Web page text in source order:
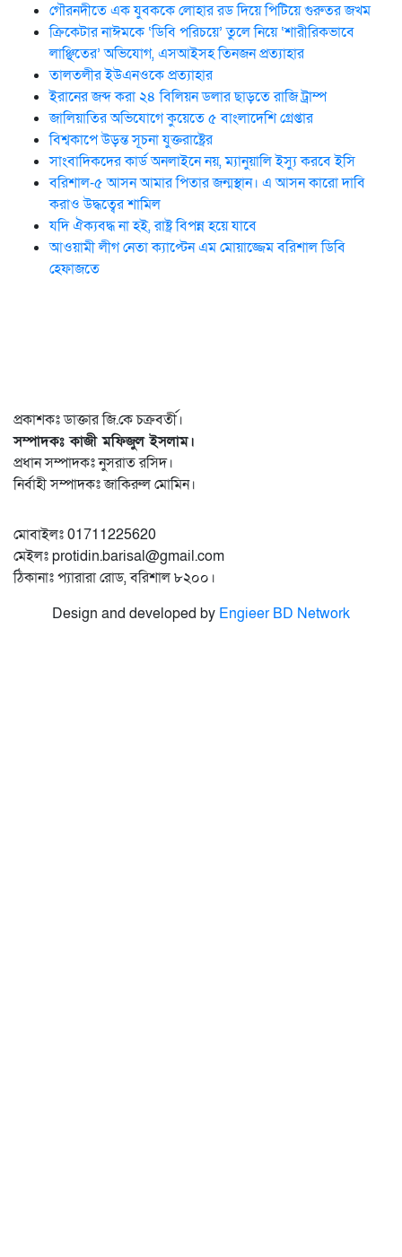
গৌরনদীতে এক যুবককে লোহার রড দিয়ে পিটিয়ে গুরুতর জখম
ক্রিকেটার নাঈমকে ‘ডিবি পরিচয়ে’ তুলে নিয়ে ‘শারীরিকভাবে
লাঞ্ছিতের’ অভিযোগ, এসআইসহ তিনজন প্রত্যাহার
তালতলীর ইউএনওকে প্রত্যাহার
ইরানের জব্দ করা ২৪ বিলিয়ন ডলার ছাড়তে রাজি ট্রাম্প
জালিয়াতির অভিযোগে কুয়েতে ৫ বাংলাদেশি গ্রেপ্তার
বিশ্বকাপে উড়ন্ত সূচনা যুক্তরাষ্ট্রের
সাংবাদিকদের কার্ড অনলাইনে নয়, ম্যানুয়ালি ইস্যু করবে ইসি
বরিশাল-৫ আসন আমার পিতার জন্মস্থান। এ আসন কারো দাবি
করাও উদ্ধত্বের শামিল
যদি ঐক্যবদ্ধ না হই, রাষ্ট্র বিপন্ন হয়ে যাবে
আওয়ামী লীগ নেতা ক্যাপ্টেন এম মোয়াজ্জেম বরিশাল ডিবি
হেফাজতে
প্রকাশকঃ ডাক্তার জি.কে চক্রবর্তী।
সম্পাদকঃ কাজী মফিজুল ইসলাম।
প্রধান সম্পাদকঃ নুসরাত রসিদ।
নির্বাহী সম্পাদকঃ জাকিরুল মোমিন।
মোবাইলঃ 01711225620
মেইলঃ protidin.barisal@gmail.com
ঠিকানাঃ প্যারারা রোড, বরিশাল ৮২০০।
Design and developed by Engieer BD Network